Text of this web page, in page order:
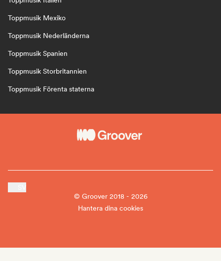
Toppmusik Mexiko
Toppmusik Nederländerna
Toppmusik Spanien
Toppmusik Storbritannien
Toppmusik Förenta staterna
© Groover 2018 - 2026
Hantera dina cookies